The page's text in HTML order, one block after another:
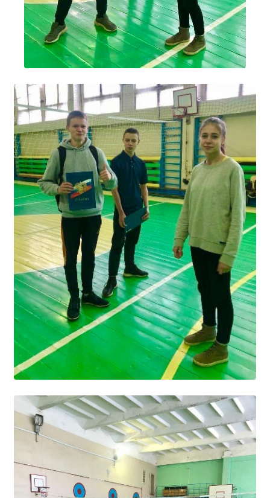
Дополнительное образование
Информационная безопасность
Информация для детей-сирот
Памятные даты военной истории
Программа воспитания
Противодействие терроризму
Профилактическая работа
Работа педагога-психолога
Студенческий совет
Студенческий спортивный клуб
МЕТОДИЧЕСКАЯ РАБОТА
В помощь педагогам и мастерам ПО
ПРОЧЕЕ
История нашего техникума
Фотографии техникума
ПОЛЕЗНЫЕ ССЫЛКИ
Министерство науки и высшего образования
РФ
Главное управление по контролю за оборотом
наркотиков
Общероссийская база вакансий "Работа в
России"
Сбербанк Онлайн - оплачивайте
образовательные услуги